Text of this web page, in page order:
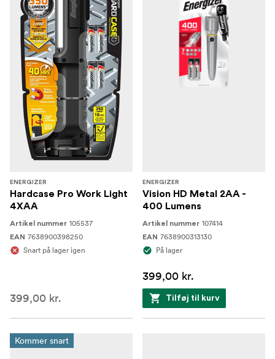
ENERGIZER
Hardcase Pro Work Light
4XAA
Artikel nummer 105537
EAN 7638900398250
Snart på lager igen
399,00 kr.
ENERGIZER
Vision HD Metal 2AA -
400 Lumens
Artikel nummer 107414
EAN 7638900313130
På lager
399,00 kr.
Tilføj til kurv
Kommer snart